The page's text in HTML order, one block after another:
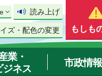
読み上げ
ズ・配色の変更 もしも
業・
ジネス
市政情報